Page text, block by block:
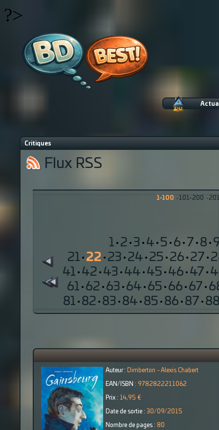
?>
Critiques
Flux RSS
1-100 · 101-200 ·
1 · 2 · 3 · 4 · 5 · 6 · 7 · 8 ·
21 · 22 · 23 · 24 · 25 · 26 · 27 ·
41 · 42 · 43 · 44 · 45 · 46 · 47 ·
61 · 62 · 63 · 64 · 65 · 66 · 67 ·
81 · 82 · 83 · 84 · 85 · 86 · 87 ·
Auteur : Dimberton - Alexis Chabert
EAN/ISBN : 9782822211062
Prix : 14,95 €
Date de sortie : 30/09/2015
Nombre de pages : 80